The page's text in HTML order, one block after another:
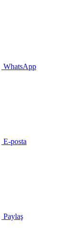
WhatsApp
E-posta
Paylaş